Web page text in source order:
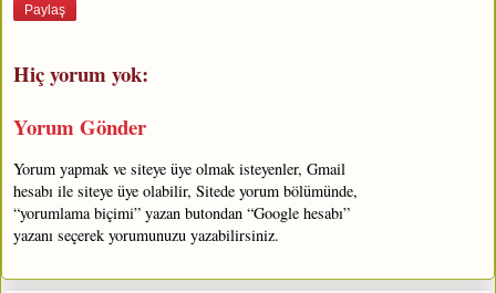
Paylaş
Hiç yorum yok:
Yorum Gönder
Yorum yapmak ve siteye üye olmak isteyenler, Gmail
hesabı ile siteye üye olabilir, Sitede yorum bölümünde,
“yorumlama biçimi” yazan butondan “Google hesabı”
yazanı seçerek yorumunuzu yazabilirsiniz.